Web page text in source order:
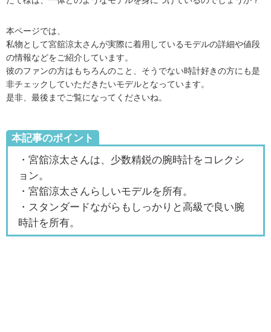
本ページでは、
私物として宮舘涼太さんが実際に着用しているモデルの詳細や値段
の情報などをご紹介しています。
彼のファンの方はもちろんのこと、そうでない時計好きの方にも是
非チェックしていただきたいモデルとなっています。
是非、最後までご覧になってくださいね。
本記事のポイント
・宮舘涼太さんは、少数精鋭の腕時計をコレクシ
ョン。
・宮舘涼太さんらしいモデルを所有。
・スタンダードながらもしっかりと高級で良い腕
時計を所有。